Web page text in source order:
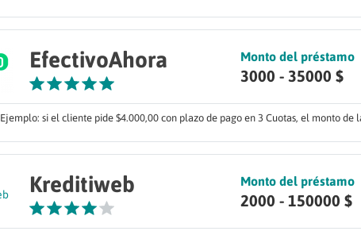
EfectivoAhora Monto del préstamo
3000 - 35000 $
Ejemplo: si el cliente pide $4.000,00 con plazo de pago en 3 Cuotas, el monto
Kreditiweb Monto del préstamo
2000 - 150000 $